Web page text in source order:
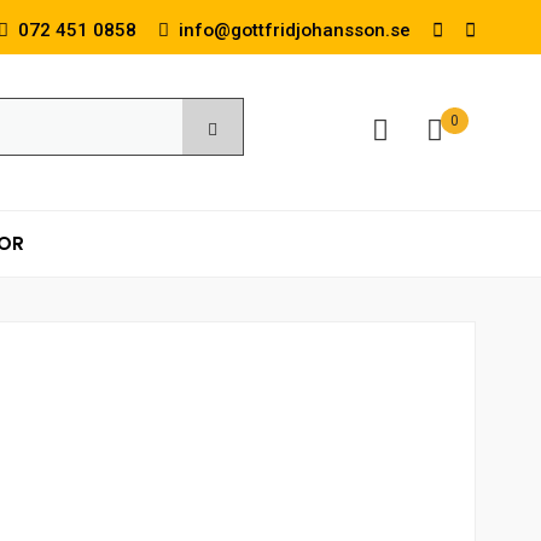
072 451 0858 info@gottfridjohansson.se
0